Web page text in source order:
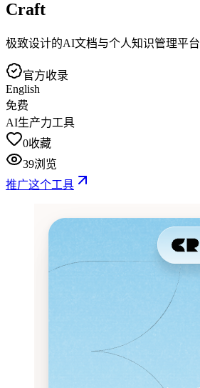
Craft
极致设计的AI文档与个人知识管理平台
官方收录
English
免费
AI生产力工具
0收藏
39浏览
推广这个工具